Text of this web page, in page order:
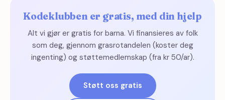
Kodeklubben er gratis, med din hjelp
Alt vi gjør er gratis for barna. Vi finansieres av folk
som deg, gjennom grasrotandelen (koster deg
ingenting) og støttemedlemskap (fra kr 50/ar).
Støtt oss gratis